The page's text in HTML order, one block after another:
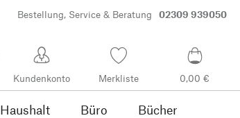
Bestellung, Service & Beratung 02309 939050
Kundenkonto Merkliste 0,00 €
Haushalt Büro
Bücher